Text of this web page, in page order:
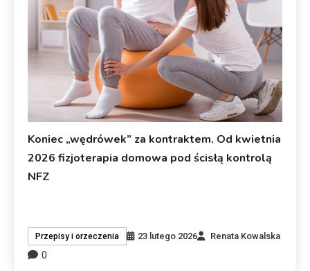
Koniec „wędrówek” za kontraktem. Od kwietnia
2026 fizjoterapia domowa pod ścisłą kontrolą
NFZ
Przepisy i orzeczenia 23 lutego 2026 Renata Kowalska
0